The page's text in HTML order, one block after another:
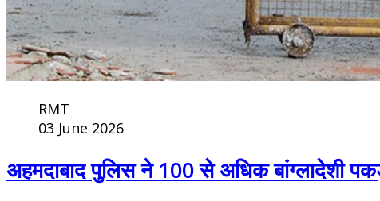
RMT
03 June 2026
अहमदाबाद पुलिस ने 100 से अधिक बांग्लादेशी